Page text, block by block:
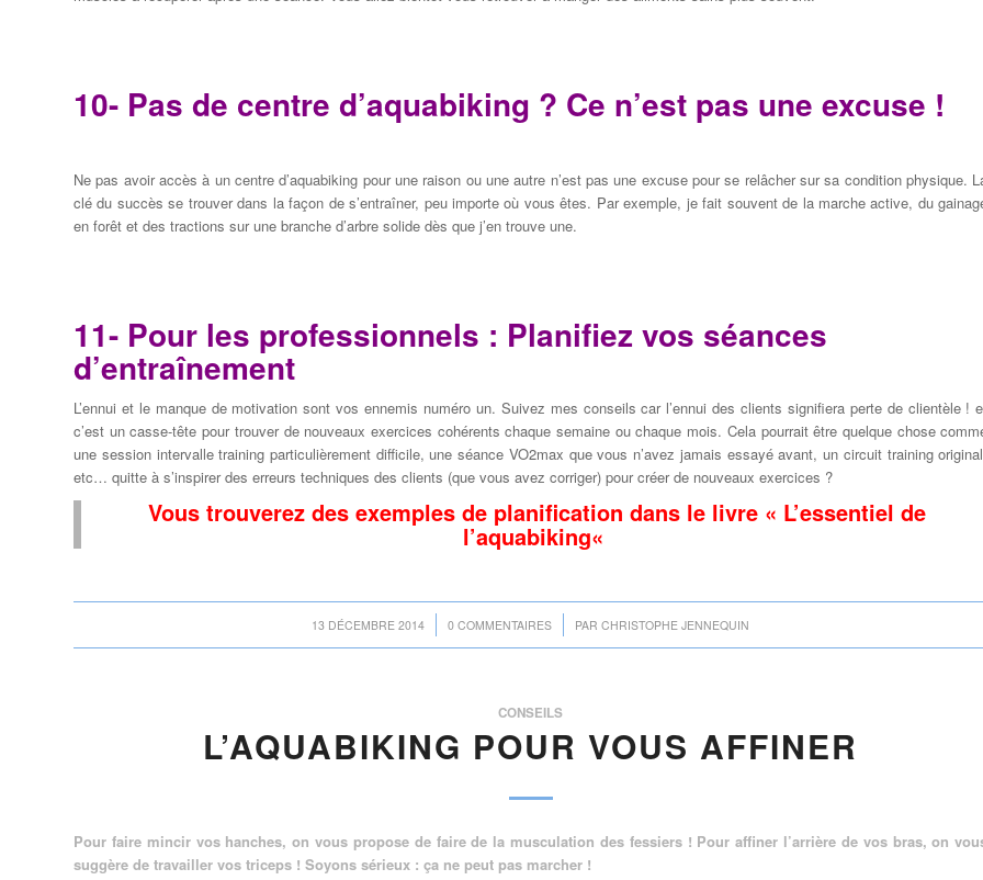
10- Pas de centre d’aquabiking ? Ce n’est pas une excuse !
Ne pas avoir accès à un centre d’aquabiking pour une raison ou une autre n’est pas une excuse pourse relâcher sur sa condition physique. L
clé du succès se trouver dans la façon de s’entraîner, peu importe où vous êtes. Par exemple, je fait souvent de la marche active, du
en forêt et des tractions sur une branche d’arbre solide dès que j’en trouve une.
11- Pour les professionnels : Planifiez vos séances
d’entraînement
L’ennui et le manque de motivation sont vos ennemis numéro un. Suivez mes conseils car l’ennui des clients signifiera perte de clientèle !
c’est un casse-têtepour trouver de nouveaux exercices cohérentschaque semaine ou chaque mois. Cela pourrait être quelque chose
une session intervalle training particulièrement difficile, une séance VO2max que vous n’avez jamais essayé avant, un circuit training
etc… quitte à s’inspirer des erreurs techniques des clients (que vous avez corriger) pour créer de nouveaux exercices ?
Vous trouverez des exemples de planification dans le livre « L’essentiel de
l’aquabiking«
13 DÉCEMBRE 2014
/ 0 COMMENTAIRES
/ PARCHRISTOPHE JENNEQUIN
CONSEILS
L’AQUABIKING POUR VOUS AFFINER
Pour faire mincir vos hanches, on vous propose de faire de la musculation des fessiers ! Pour affiner l’arrière de vos bras, on
suggère de travailler vos triceps ! Soyons sérieux : ça ne peut pas marcher !